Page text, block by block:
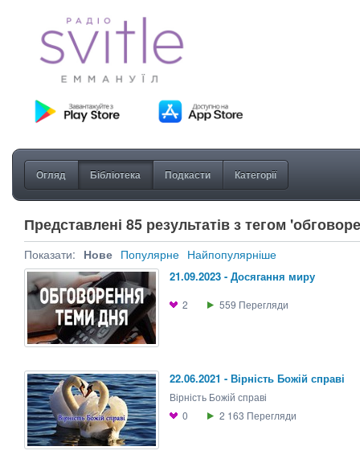
Огляд Бібліотека Подкасти Категорії
Представлені 85 результатів з тегом
Показати: Нове Популярне Найпопулярніше
21.09.2023 - Досягання миру
2 559 Перегляди
22.06.2021 - Вірність Божій справі
Вірність Божій справі
0
2 163 Перегляди